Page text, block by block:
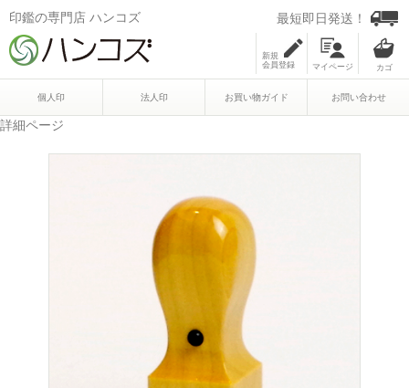
印鑑の専門店 ハンコズ 最短即日発送！
新規
会員登録
マイページ
個人印 法人印 お買い物ガイド お問い合わせ
詳細ページ